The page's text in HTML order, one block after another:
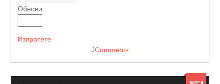
Обнови
Изпратете
JComments